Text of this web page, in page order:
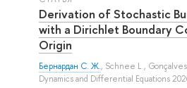
Derivation of Stochastic
with a Dirichlet Boundary
Origin
Бернардан С. Ж., Schnee L., Gonçalves
Dynamics and Differential Equations